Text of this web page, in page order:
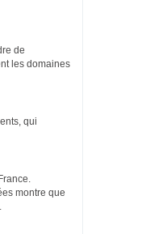
de
les domaines
qui
montre que